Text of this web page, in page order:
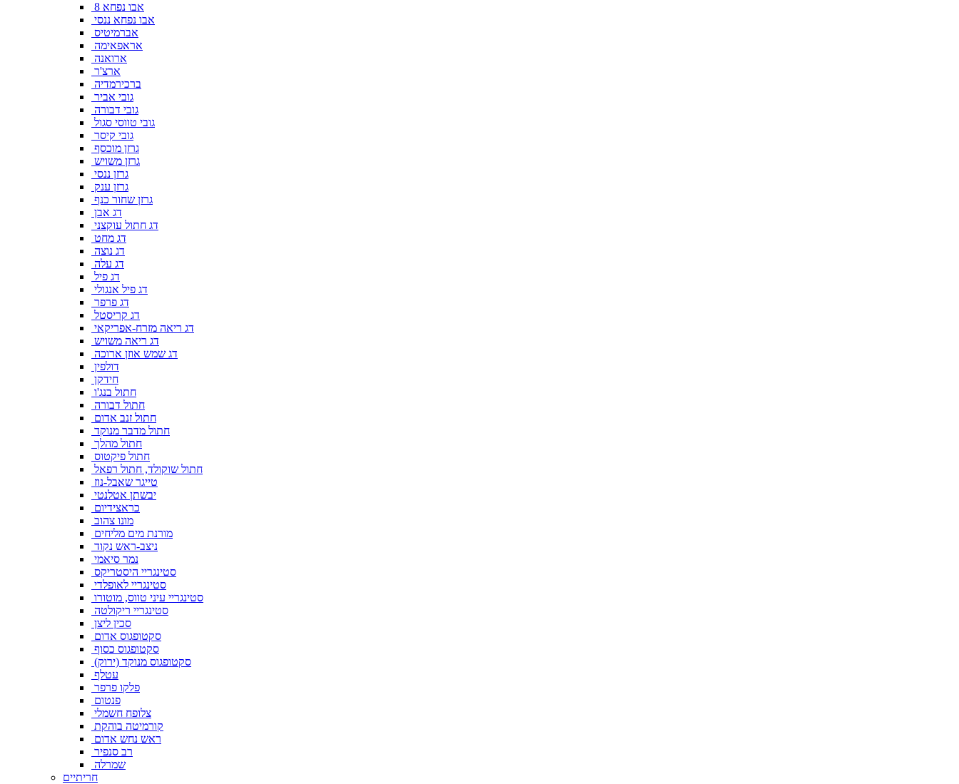
אבו נפחא 8
אבו נפחא ננסי
אברמיטיס
אראפאימה
ארואנה
ארצ'ר
ברכירמדיה
גובי אביר
גובי דבורה
גובי טווסי סגול
גובי קיסר
גרזן מוכסף
גרזן משויש
גרזן ננסי
גרזן ענק
גרזן שחור כנף
דג אבן
דג חתול עוקצני
דג מחט
דג נוצה
דג עלה
דג פיל
דג פיל אנגולי
דג פרפר
דג קריסטל
דג ריאה מזרח-אפריקאי
דג ריאה משויש
דג שמש אוזן ארוכה
דולפין
חידקן
חתול בנג'ו
חתול דבורה
חתול זנב אדום
חתול מדבר מנוקד
חתול מהלך
חתול פיקטוס
חתול שוקולד, חתול רפאל
טייגר שאבל-נוז
יבשתן אטלנטי
כראצידיום
מונו צהוב
מורנת מים מליחים
ניצב-ראש נקוד
נמר סיאמי
סטינגריי היסטריקס
סטינגריי לאופלדי
סטינגריי עיני טווס, מוטורו
סטינגריי ריקולטה
סכין ליצן
סקטופגוס אדום
סקטופגוס כסוף
סקטופגוס מנוקד (ירוק)
עטלף
פלקו פרפר
פנטום
צלופח חשמלי
קורמיטה בוהקת
ראש נחש אדום
רב סנפיר
שמרלה
חריתיים